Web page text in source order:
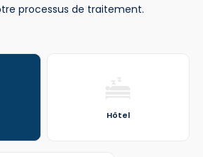
processus de traitement.
Hôtel